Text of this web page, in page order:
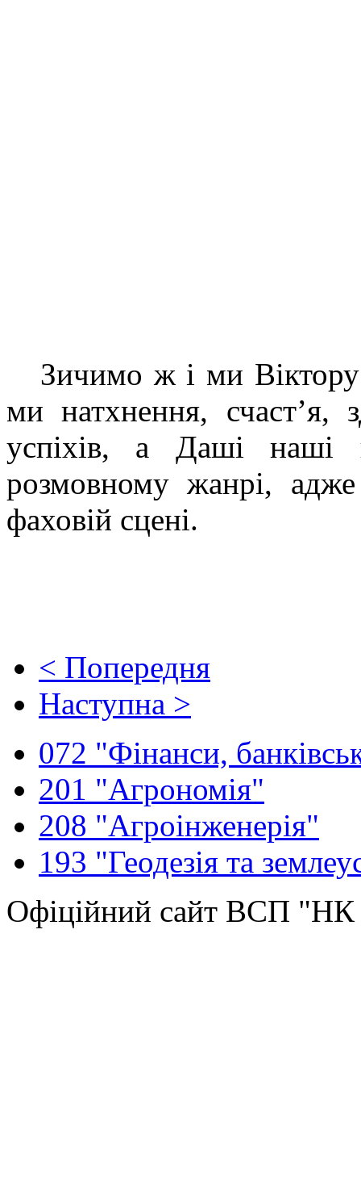
Зичимо ж і ми
ми натхнення, счаст’я,
успіхів, а Даші наші
розмовному жанрі,
фаховій сцені.
< Попередня
Наступна >
072 "Фінанси,
201 "Агрономія"
208 "Агроінженерія"
193 "Геодезія та
Офіційний сайт ВСП